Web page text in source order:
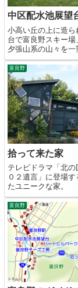
中区配水池展望
小高い丘の上に造ら
台で富良野スキー場
夕張山系の山々を一
富良野
拾って来た家
テレビドラマ「北の
０２遺言」に登場す
たユニークな家。
富良野